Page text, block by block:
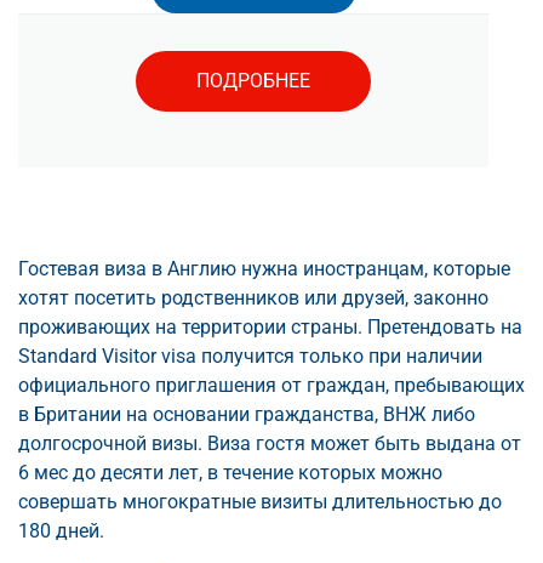
ПОДРОБНЕЕ
Гостевая виза в Англию нужна иностранцам, которые
хотят посетить родственников или друзей, законно
проживающих на территории страны. Претендовать на
Standard Visitor visa получится только при наличии
официального приглашения от граждан, пребывающих
в Британии на основании гражданства, ВНЖ либо
долгосрочной визы. Виза гостя может быть выдана от
6 мес до десяти лет, в течение которых можно
совершать многократные визиты длительностью до
180 дней.